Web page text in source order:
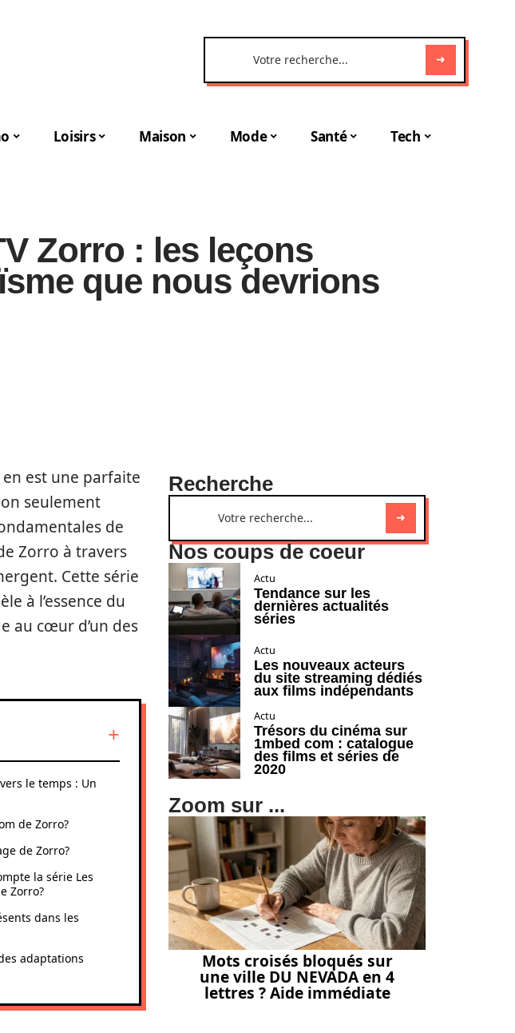
Loisirs Maison Mode Santé Tech
Zorro : les leçons
que nous devrions
en est une parfaite
seulement
de
Zorro à travers
Cette série
à l’essence du
au cœur d’un des
le temps : Un
de Zorro?
de Zorro?
la série Les
Zorro?
dans les
adaptations
Recherche
Nos coups de coeur
Actu
Tendance sur les
dernières actualités
séries
Actu
Les nouveaux acteurs
du site streaming dédiés
aux films indépendants
Actu
Trésors du cinéma sur
1mbed com : catalogue
des films et séries de
2020
Zoom sur ...
Mots croisés bloqués sur
une ville DU NEVADA en 4
lettres ? Aide immédiate